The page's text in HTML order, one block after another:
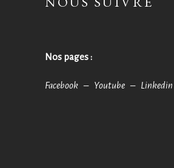
Nos pages :
Facebook – Youtube – Linkedin